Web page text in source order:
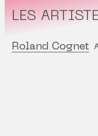
LES
Roland Cognet